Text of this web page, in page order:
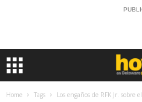
Home Tags Los engaños de RFK Jr. sobre